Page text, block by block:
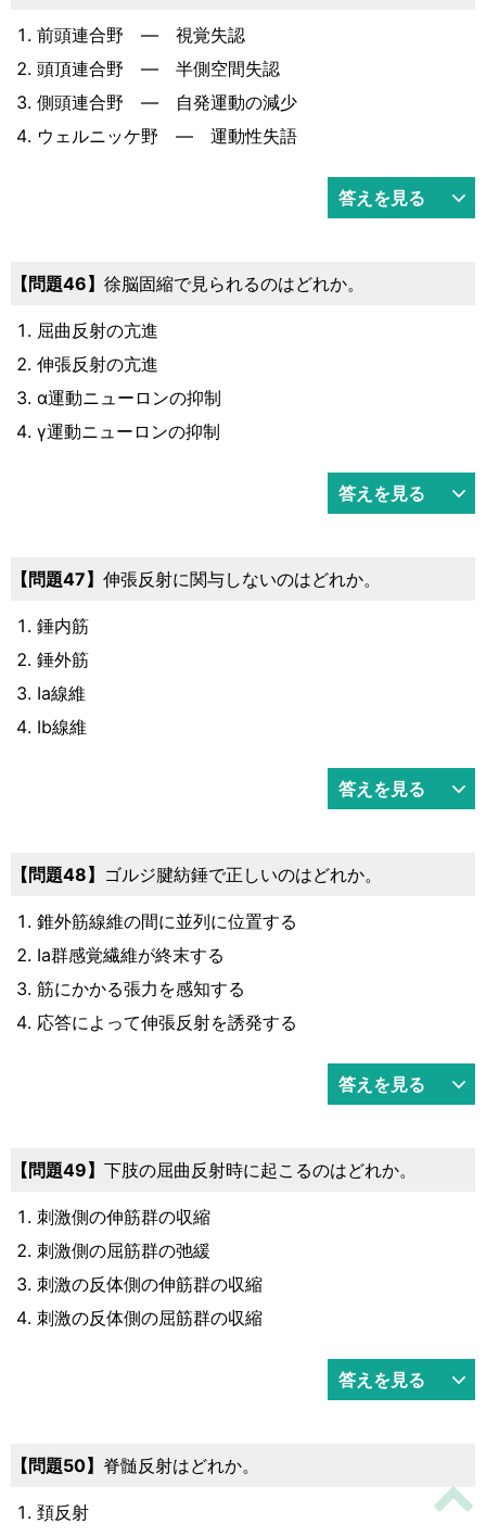
前頭連合野 ― 視覚失認
頭頂連合野 ― 半側空間失認
側頭連合野 ― 自発運動の減少
ウェルニッケ野 ― 運動性失語
答えを見る
46 徐脳固縮で見られるのはどれか。
屈曲反射の亢進
伸張反射の亢進
α運動ニューロンの抑制
γ運動ニューロンの抑制
答えを見る
47 伸張反射に関与しないのはどれか。
錘内筋
錘外筋
Ia線維
Ib線維
答えを見る
48 ゴルジ腱紡錘で正しいのはどれか。
錐外筋線維の間に並列に位置する
Ia群感覚繊維が終末する
筋にかかる張力を感知する
応答によって伸張反射を誘発する
答えを見る
49 下肢の屈曲反射時に起こるのはどれか。
刺激側の伸筋群の収縮
刺激側の屈筋群の弛緩
刺激の反体側の伸筋群の収縮
刺激の反体側の屈筋群の収縮
答えを見る
50 脊髄反射はどれか。
頚反射